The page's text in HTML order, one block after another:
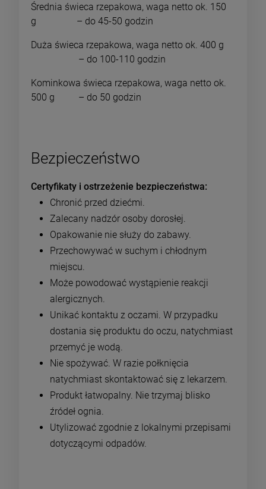
Średnia świeca rzepakowa, waga netto ok. 150
g – do 45-50 godzin
Duża świeca rzepakowa, waga netto ok. 400 g
– do 100-110 godzin
Kominkowa świeca rzepakowa, waga netto ok.
500 g – do 50 godzin
Bezpieczeństwo
Certyfikaty i ostrzeżenie bezpieczeństwa
Chronić przed dziećmi.
Zalecany nadzór osoby dorosłej.
Opakowanie nie służy do zabawy.
Przechowywać w suchym i chłodnym
miejscu.
Może powodować wystąpienie reakcji
alergicznych.
Unikać kontaktu z oczami. W przypadku
dostania się produktu do oczu, natychmiast
przemyć je wodą.
Nie spożywać. W razie połknięcia
natychmiast skontaktować się z lekarzem.
Produkt łatwopalny. Nie trzymaj blisko
źródeł ognia.
Utylizować zgodnie z lokalnymi przepisami
dotyczącymi odpadów.